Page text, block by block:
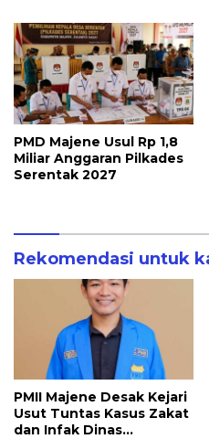
PMD Majene Usul Rp 1,8
Miliar Anggaran Pilkades
Serentak 2027
Rekomendasi untuk
PMII Majene Desak Kejari
Usut Tuntas Kasus Zakat
dan Infak Dinas